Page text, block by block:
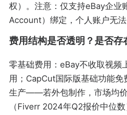
权）。注意：仅支持eBay企业
Account）绑定，个人账户无法
费用结构是否透明？是否存
零基础费用：eBay不收取视频
用；CapCut国际版基础功能免
生产——若外包制作，市场均
（Fiverr 2024年Q2报价中位